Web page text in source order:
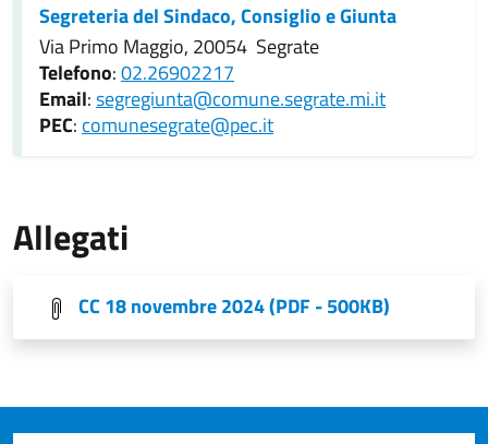
Segreteria del Sindaco, Consiglio e Giunta
Via Primo Maggio, 20054 Segrate
Telefono:02.26902217
Email:segregiunta@comune.segrate.mi.it
PEC: comunesegrate@pec.it
Allegati
CC 18 novembre 2024 (PDF - 500KB)